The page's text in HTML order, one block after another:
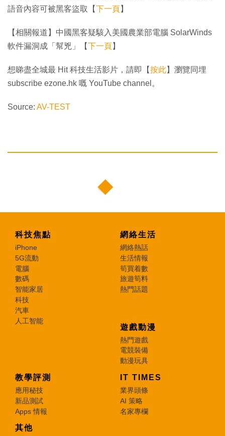
語音內容可被黑客盜取【下一頁】
【相關報道】中國黑客疑駭入美國農業部電腦 SolarWinds
軟件漏洞成「幫兇」【下一頁】
想睇盡全城最 Hit 科技生活影片，請即【按此】瀏覽同埋
subscribe ezone.hk 嘅 YouTube channel。
Source: AV-TEST
科技焦點
iPhone
5G流動
電腦
數碼
智能家居
科技
汽車
人工智能
網絡生活
網絡熱話
生活情報
筍買着數
旅遊筍料
熱門話題
遊戲動漫
熱門遊戲
電競裝備
動漫玩具
教學評測
應用秘技
新品測試
Apps 情報
IT TIMES
業界頭條
AI 策略
名家專欄
其他